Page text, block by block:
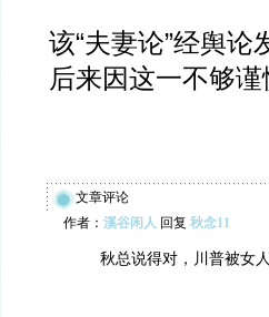
该“夫妻论”经舆
后来因这一不够
文章评论
作者： 溪谷闲人 回复 秋念11
秋总说得对，川普被女